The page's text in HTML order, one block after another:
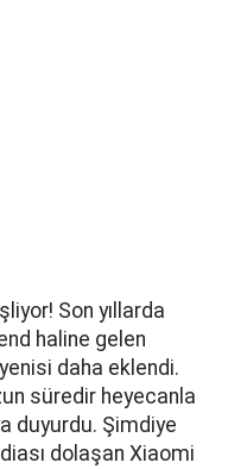
Son yıllarda
haline gelen
daha eklendi.
süredir heyecanla
duyurdu. Şimdiye
dolaşan Xiaomi